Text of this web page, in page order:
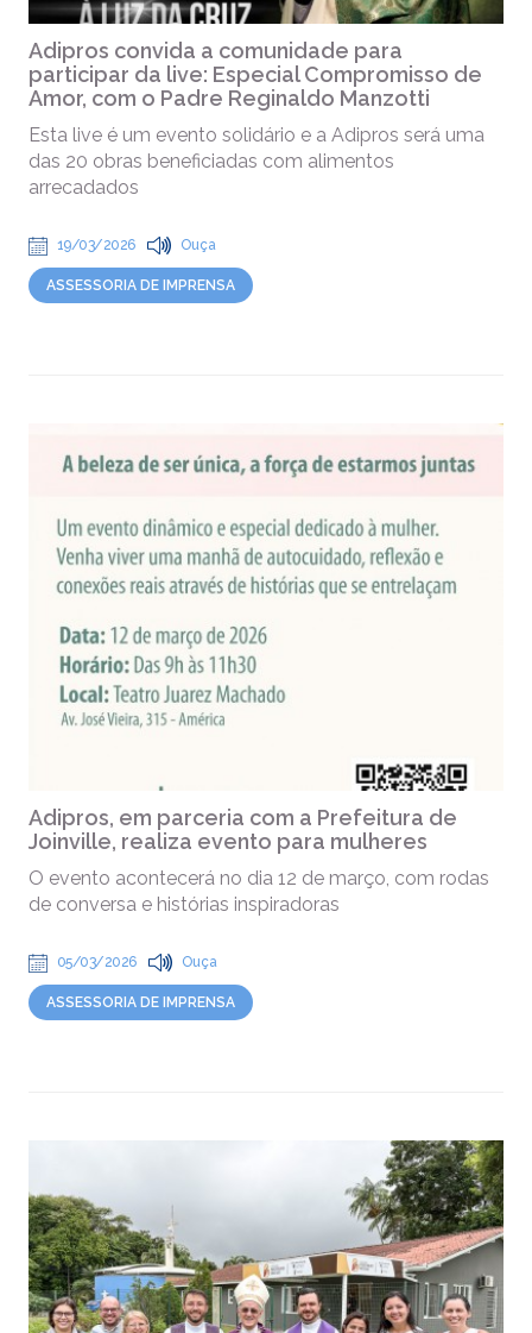
Adipros convida a comunidade para
participar da live: Especial Compromisso de
Amor, com o Padre Reginaldo Manzotti
Esta live é um evento solidário e a Adipros será uma
das 20 obras beneficiadas com alimentos
arrecadados
19/03/2026 Ouça
ASSESSORIA DE IMPRENSA
Adipros, em parceria com a Prefeitura de
Joinville, realiza evento para mulheres
O evento acontecerá no dia 12 de março, com rodas
de conversa e histórias inspiradoras
05/03/2026 Ouça
ASSESSORIA DE IMPRENSA